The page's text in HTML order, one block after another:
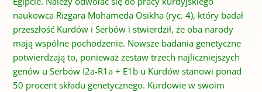
naukowca Rizgara Mohameda Osikha (ryc. 4), który badał
przeszłość Kurdów i Serbów i stwierdził, że oba narody
mają wspólne pochodzenie. Nowsze badania genetyczne
potwierdzają to, ponieważ zestaw trzech najliczniejszych
genów u Serbów I2a-R1a + E1b u Kurdów stanowi ponad
50 procent składu genetycznego. Kurdowie w swoim